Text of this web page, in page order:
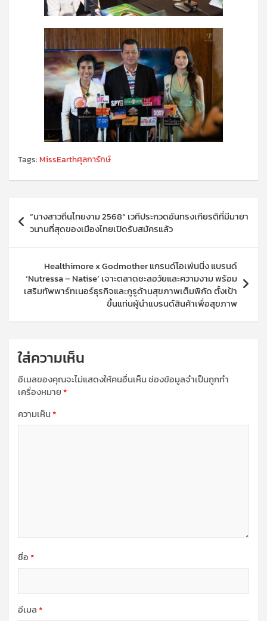
Tags:MissEarthศุลการักษ์
เรื่อง“นางสาวถิ่นไทยงาม 2568“ เวทีประกวดอันทรงเกียรติที่มีมายา
วนานที่สุดของเมืองไทยเปิดรับสมัครแล้ว
Healthimore x Godmother แกรนด์โอเพ่นนิ่ง แบรนด์
‘Nutressa – Natise’ เจาะตลาดชะลอวัยและความงาม พร้อม
เสริมทัพพาร์ทเนอร์ธุรกิจและกูรูด้านสุขภาพเต็มพิกัด ตั้งเป้า
ขึ้นแท่นผู้นำแบรนด์สินค้าเพื่อสุขภาพ
ใส่ความเห็น
อีเมลของคุณจะไม่แสดงให้คนอื่นเห็นช่องข้อมูลจำเป็นถูกทำ
เครื่องหมาย*
ความเห็น*
ชื่อ*
อีเมล*